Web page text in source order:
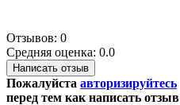
Отзывов: 0
Средняя оценка: 0.0
Написать отзыв
Пожалуйста авторизируйтесь
перед тем как написать отзыв